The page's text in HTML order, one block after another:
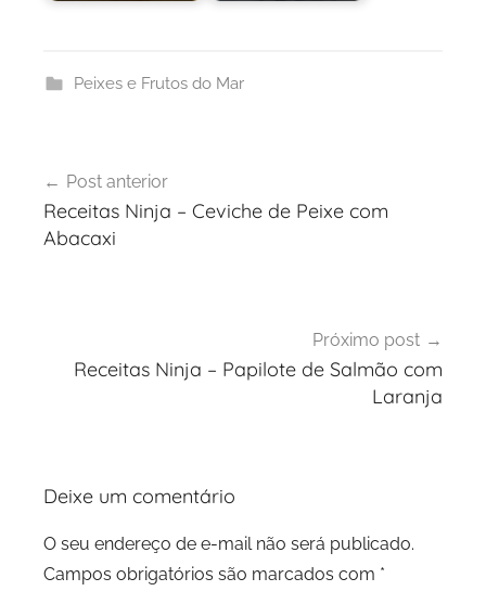
Peixes e Frutos do Mar
de
Post
Post anterior
Receitas Ninja – Ceviche de Peixe com
Abacaxi
Próximo post
Receitas Ninja – Papilote de Salmão com
Laranja
Deixe um comentário
O seu endereço de e-mail não será publicado.
Campos obrigatórios são marcados com *